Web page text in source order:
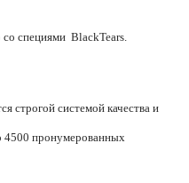
со специями BlackTears.
строгой системой качества и
4500 пронумерованных